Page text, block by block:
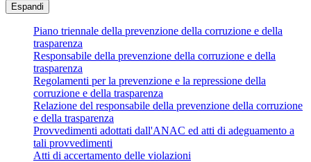
Espandi
Piano triennale della prevenzione della corruzione e della
trasparenza
Responsabile della prevenzione della corruzione e della
trasparenza
Regolamenti per la prevenzione e la repressione della
corruzione e della trasparenza
Relazione del responsabile della prevenzione della corruzione
e della trasparenza
Provvedimenti adottati dall'ANAC ed atti di adeguamento a
tali provvedimenti
Atti di accertamento delle violazioni